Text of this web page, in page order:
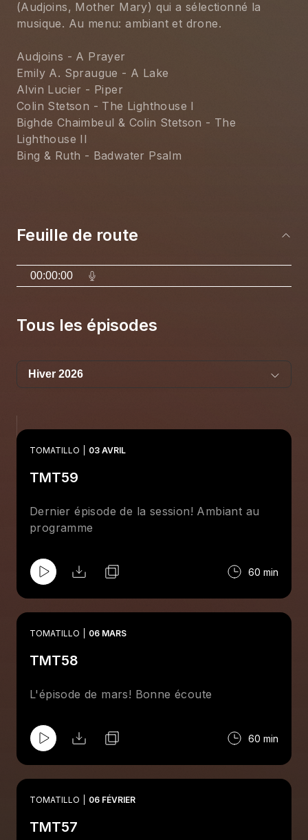
(Audjoins, Mother Mary) qui a sélectionné la
musique. Au menu: ambiant et drone.
Audjoins - A Prayer
Emily A. Spraugue - A Lake
Alvin Lucier - Piper
Colin Stetson - The Lighthouse I
Bighde Chaimbeul & Colin Stetson - The
Lighthouse II
Bing & Ruth - Badwater Psalm
Feuille de route
00:00:00
Tous les épisodes
TOMATILLO 03 AVRIL
TMT59
Dernier épisode de la session! Ambiant au
programme
60 min
TOMATILLO 06 MARS
TMT58
L'épisode de mars! Bonne écoute
60 min
TOMATILLO 06 FÉVRIER
TMT57